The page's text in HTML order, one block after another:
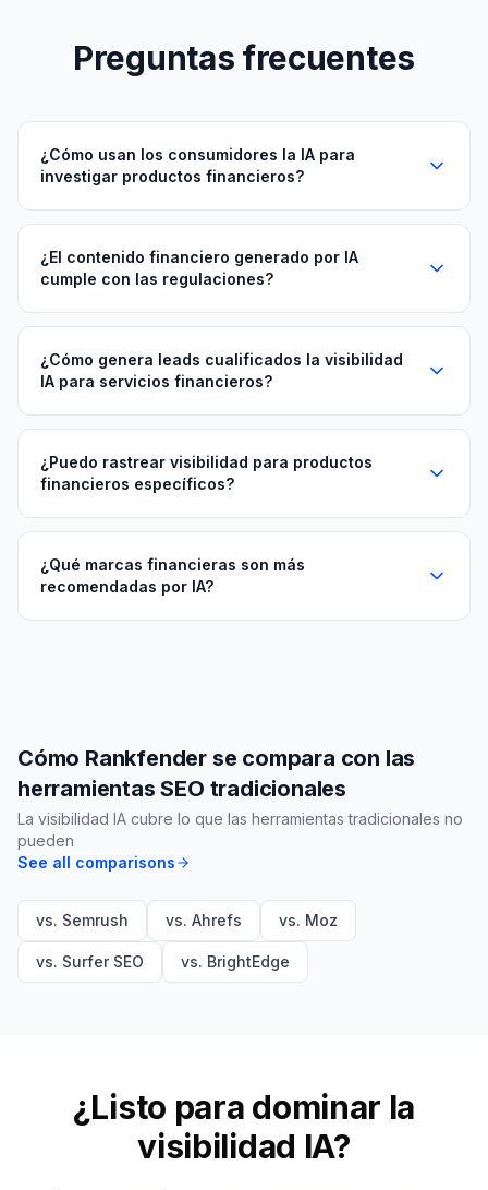
Preguntas frecuentes
¿Cómo usan los consumidores la IA para
investigar productos financieros?
¿El contenido financiero generado por IA
cumple con las regulaciones?
¿Cómo genera leads cualificados la visibilidad
IA para servicios financieros?
¿Puedo rastrear visibilidad para productos
financieros específicos?
¿Qué marcas financieras son más
recomendadas por IA?
Cómo Rankfender se compara con las
herramientas SEO tradicionales
La visibilidad IA cubre lo que las herramientas tradicionales no
pueden
See all comparisons
vs. Semrush vs. Ahrefs vs. Moz
vs. Surfer SEO vs. BrightEdge
¿Listo para dominar la
visibilidad IA?